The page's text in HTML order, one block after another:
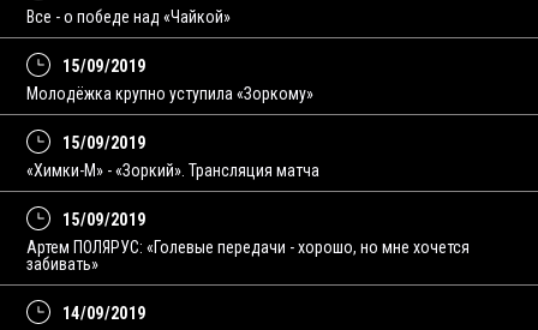
Все - о победе над «Чайкой»
15/09/2019
Молодёжка крупно уступила «Зоркому»
15/09/2019
«Химки-М» - «Зоркий». Трансляция матча
15/09/2019
Артем ПОЛЯРУС: «Голевые передачи - хорошо, но мне хочется
забивать»
14/09/2019